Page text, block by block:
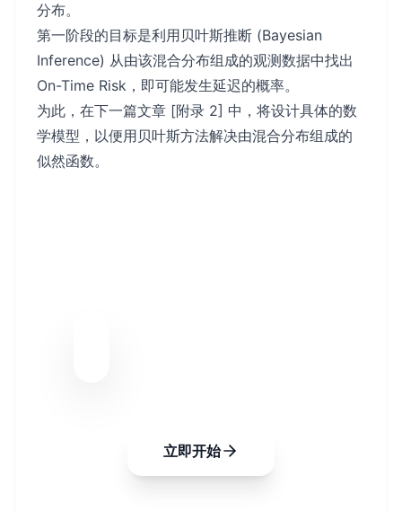
分布。
第一阶段的目标是利用贝叶斯推断 (Bayesian
Inference) 从由该混合分布组成的观测数据中找出
On-Time Risk，即可能发生延迟的概率。
为此，在下一篇文章 [附录 2] 中，将设计具体的数
学模型，以便用贝叶斯方法解决由混合分布组成的
似然函数。
立即开始